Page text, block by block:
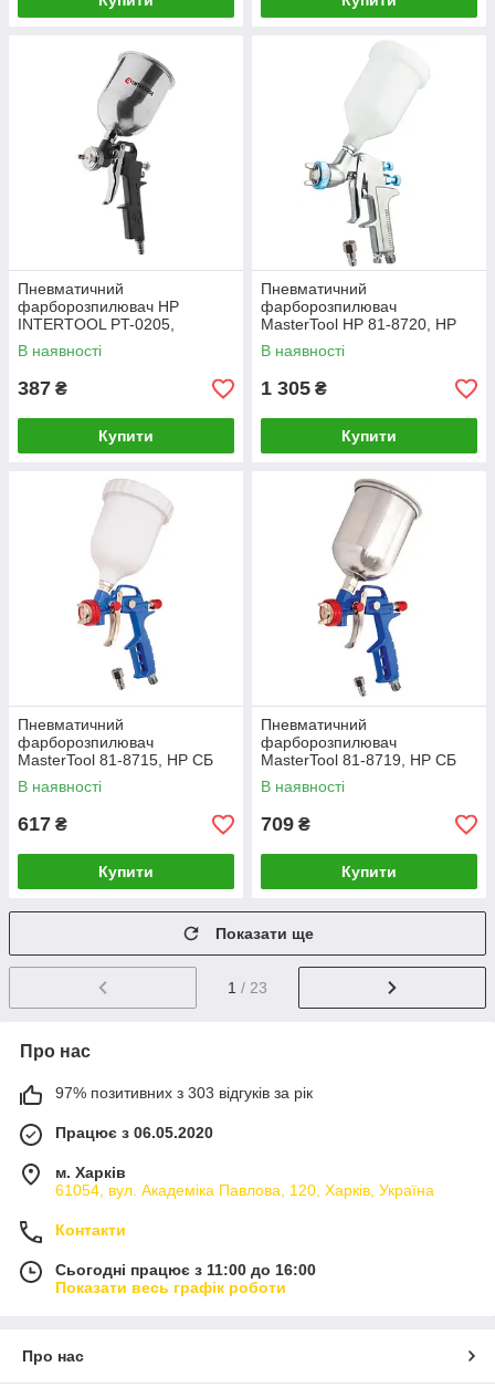
Пневматичний
фарборозпилювач HP
INTERTOOL PT-0205,
форсунка 1.5 мм, металевий
бачок 600мл, 5bar
В наявності
387 ₴
Купити
Пневматичний
фарборозпилювач
MasterTool HP 81-8720, HP
СБ 600 мл, пластик, 1,4 мм,
120-170 л/хв, 3,5-5,0 бар
В наявності
1 305 ₴
Купити
Пневматичний
фарборозпилювач
MasterTool 81-8715, HP СБ
600 мл, пластик, 1,5 мм, 120-
170 л/хв, 3,5-5 бар
В наявності
617 ₴
Купити
Пневматичний
фарборозпилювач
MasterTool 81-8719, HP СБ
600 мл, алюміній, Діаметр
1,5 мм, 120-170 л/хв, 3,5-5
В наявності
709 ₴
Купити
Показати ще
1 / 23
Про нас
97% позитивних з 303 відгуків за рік
Працює з 06.05.2020
м. Харків
61054, вул. Академіка Павлова, 120, Харків, Україна
Контакти
Сьогодні працює з 11:00 до 16:00
Показати весь графік роботи
Про нас